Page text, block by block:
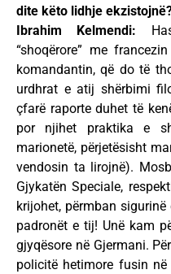
dite këto lidhje
Ibrahim Kelmendi:
“shoqërore” me
komandantin, që do të
urdhrat e atij shërbimi
çfarë raporte duhet të
por njihet praktika e
marionetë, përjetësisht
vendosin ta lirojnë).
Gjykatën Speciale,
krijohet, përmban
padronët e tij! Unë kam
gjyqësore në Gjermani.
policitë hetimore fusin